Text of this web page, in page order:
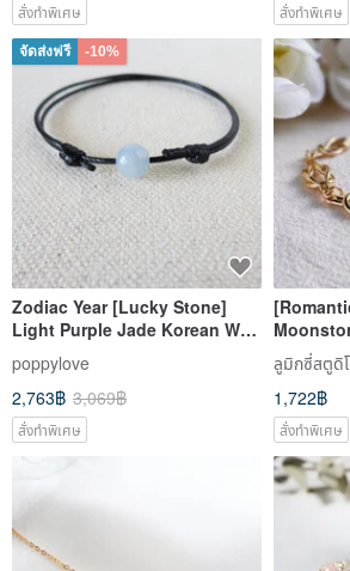
สั่งทำพิเศษ สั่งทำพิเศษ
จัดส่งฟรี -10%
Zodiac Year [Lucky Stone]
Light Purple Jade Korean Wax
Cord Bracelet Lgc13 - Attracts
Wealth, Brings Good Fortune
poppylove
2,763฿ 3,069฿
สั่งทำพิเศษ
| Knot
ลูมิกซี่สตูดิ
1,722฿
สั่งทำพิเศษ